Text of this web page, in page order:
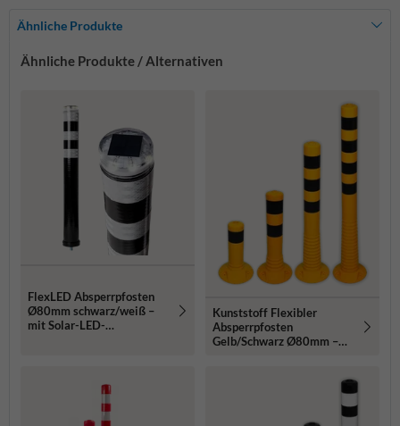
Ähnliche Produkte
Ähnliche Produkte / Alternativen
FlexLED Absperrpfosten
Ø80mm schwarz/weiß –
mit Solar-LED-
Kunststoff Flexibler
Absperrpfosten
Gelb/Schwarz Ø80mm –